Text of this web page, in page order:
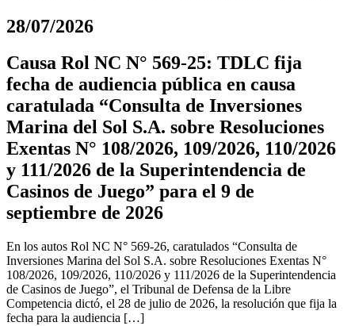
28/07/2026
Causa Rol NC N° 569-25: TDLC fija
fecha de audiencia pública en causa
caratulada “Consulta de Inversiones
Marina del Sol S.A. sobre Resoluciones
Exentas N° 108/2026, 109/2026, 110/2026
y 111/2026 de la Superintendencia de
Casinos de Juego” para el 9 de
septiembre de 2026
En los autos Rol NC N° 569-26, caratulados “Consulta de
Inversiones Marina del Sol S.A. sobre Resoluciones Exentas N°
108/2026, 109/2026, 110/2026 y 111/2026 de la Superintendencia
de Casinos de Juego”, el Tribunal de Defensa de la Libre
Competencia dictó, el 28 de julio de 2026, la resolución que fija la
fecha para la audiencia […]